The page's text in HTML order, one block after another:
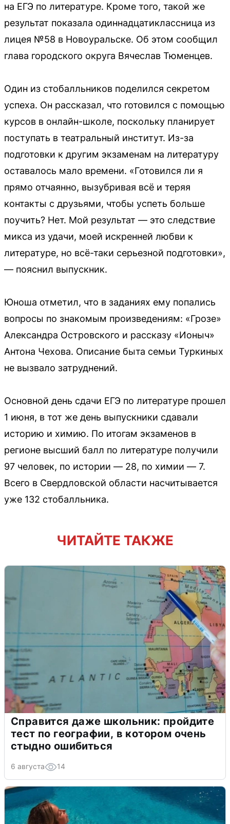
на ЕГЭ по литературе. Кроме того, такой же
результат показала одиннадцатиклассница из
лицея №58 в Новоуральске. Об этом сообщил
глава городского округа Вячеслав Тюменцев.
Один из стобалльников поделился секретом
успеха. Он рассказал, что готовился с помощью
курсов в онлайн-школе, поскольку планирует
поступать в театральный институт. Из-за
подготовки к другим экзаменам на литературу
оставалось мало времени. «Готовился ли я
прямо отчаянно, вызубривая всё и теряя
контакты с друзьями, чтобы успеть больше
поучить? Нет. Мой результат — это следствие
микса из удачи, моей искренней любви к
литературе, но всё-таки серьезной подготовки»,
— пояснил выпускник.
Юноша отметил, что в заданиях ему попались
вопросы по знакомым произведениям: «Грозе»
Александра Островского и рассказу «Ионыч»
Антона Чехова. Описание быта семьи Туркиных
не вызвало затруднений.
Основной день сдачи ЕГЭ по литературе прошел
1 июня, в тот же день выпускники сдавали
историю и химию. По итогам экзаменов в
регионе высший балл по литературе получили
97 человек, по истории — 28, по химии — 7.
Всего в Свердловской области насчитывается
уже 132 стобалльника.
ЧИТАЙТЕ ТАКЖЕ
Справится даже школьник: пройдите
тест по географии, в котором очень
стыдно ошибиться
6 августа 14